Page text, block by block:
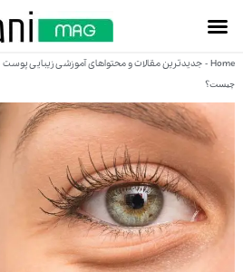
Home
- جدیدترین مقالات و محتواهای آموزشی زیبایی پوست
چیست؟